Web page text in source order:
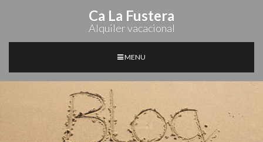
Ca La Fustera
Alquiler vacacional
MENU